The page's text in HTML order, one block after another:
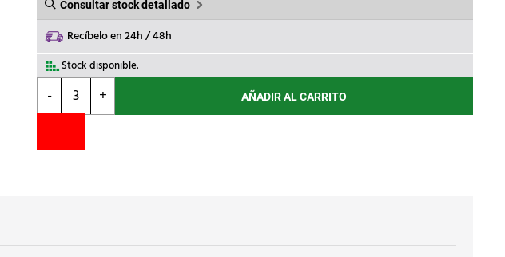
Consultar stock detallado
Recíbelo en 24h / 48h
Stock disponible.
-
INTERFLEX
BANDEJA
55x60mm
+ AÑADIR AL CARRITO